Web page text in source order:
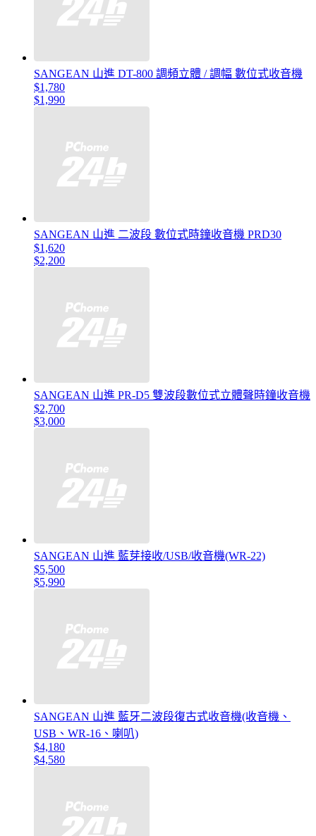
SANGEAN 山進 DT-800 調頻立體 / 調幅 數位式收音機
$1,780
$1,990
SANGEAN 山進 二波段 數位式時鐘收音機 PRD30
$1,620
$2,200
SANGEAN 山進 PR-D5 雙波段數位式立體聲時鐘收音機
$2,700
$3,000
SANGEAN 山進 藍芽接收/USB/收音機(WR-22)
$5,500
$5,990
SANGEAN 山進 藍牙二波段復古式收音機(收音機、
USB、WR-16、喇叭)
$4,180
$4,580